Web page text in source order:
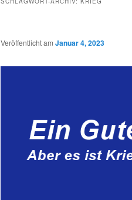
Veröffentlicht am Januar 4, 2023